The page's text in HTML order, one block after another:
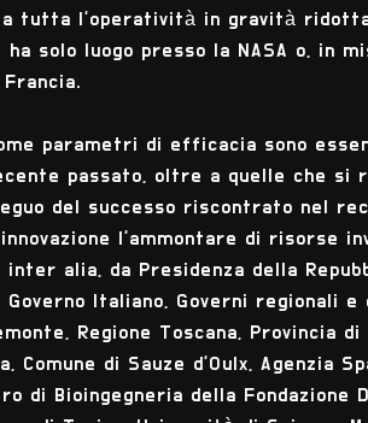
tutta l'operatività in gravità ridotta
solo luogo presso la NASA o, in
parametri di efficacia sono
passato, oltre a quelle che si
del successo riscontrato nel
l'ammontare di risorse
alia, da Presidenza della
Governo Italiano, Governi regionali
Regione Toscana, Provincia
Comune di Sauze d'Oulx, Agenzia
di Bioingegneria della Fondazione